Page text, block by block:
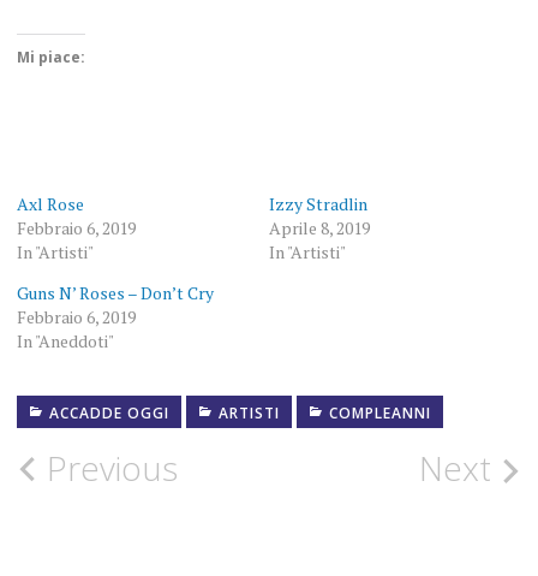
Mi piace:
Axl Rose
Febbraio 6, 2019
In "Artisti"
Izzy Stradlin
Aprile 8, 2019
In "Artisti"
Guns N’ Roses – Don’t Cry
Febbraio 6, 2019
In "Aneddoti"
ACCADDE OGGI ARTISTI COMPLEANNI
6
FEBBRAIO
Post
Previous Next